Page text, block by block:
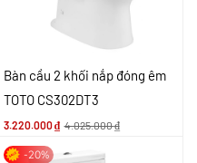
Bàn cầu 2 khối nắp đóng êm
TOTO CS302DT3
3.220.000₫ 4.025.000₫
-20%